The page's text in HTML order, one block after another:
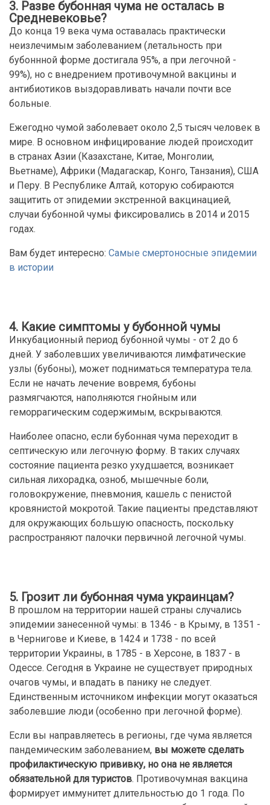
3. Разве бубонная чума не осталась в
Средневековье?
До конца 19 века чума оставалась практически
неизлечимым заболеванием (летальность при
бубоннной форме достигала 95%, а при легочной -
99%), но с внедрением противочумной вакцины и
антибиотиков выздоравливать начали почти все
больные.
Ежегодно чумой заболевает около 2,5 тысяч человек в
мире. В основном инфицирование людей происходит
в странах Азии (Казахстане, Китае, Монголии,
Вьетнаме), Африки (Мадагаскар, Конго, Танзания), США
и Перу. В Республике Алтай, которую собираются
защитить от эпидемии экстренной вакцинацией,
случаи бубонной чумы фиксировались в 2014 и 2015
годах.
Вам будет интересно: Самые смертоносные эпидемии
в истории
4. Какие симптомы у бубонной чумы
Инкубационный период бубонной чумы - от 2 до 6
дней. У заболевших увеличиваются лимфатические
узлы (бубоны), может подниматься температура тела.
Если не начать лечение вовремя, бубоны
размягчаются, наполняются гнойным или
геморрагическим содержимым, вскрываются.
Наиболее опасно, если бубонная чума переходит в
септическую или легочную форму. В таких случаях
состояние пациента резко ухудшается, возникает
сильная лихорадка, озноб, мышечные боли,
головокружение, пневмония, кашель с пенистой
кровянистой мокротой. Такие пациенты представляют
для окружающих большую опасность, поскольку
распространяют палочки первичной легочной чумы.
5. Грозит ли бубонная чума украинцам?
В прошлом на территории нашей страны случались
эпидемии занесенной чумы: в 1346 - в Крыму, в 1351 -
в Чернигове и Киеве, в 1424 и 1738 - по всей
территории Украины, в 1785 - в Херсоне, в 1837 - в
Одессе. Сегодня в Украине не существует природных
очагов чумы, и впадать в панику не следует.
Единственным источником инфекции могут оказаться
заболевшие люди (особенно при легочной форме).
Если вы направляетесь в регионы, где чума является
пандемическим заболеванием, вы можете сделать
профилактическую прививку, но она не является
обязательной для туристов. Противочумная вакцина
формирует иммунитет длительностью до 1 года. По